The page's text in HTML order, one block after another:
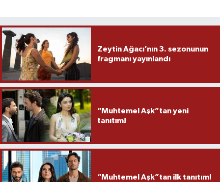
Zeytin Ağacı’nın 3. sezonunun
fragmanı yayınlandı
“Muhtemel Aşk”tan yeni
tanıtım!
“Muhtemel Aşk”tan ilk tanıtım!